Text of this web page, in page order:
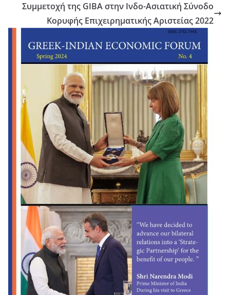
Συμμετοχή της GIBA στην Ινδο-Ασιατική Σύνοδο
Κορυφής Επιχειρηματικής Αριστείας 2022